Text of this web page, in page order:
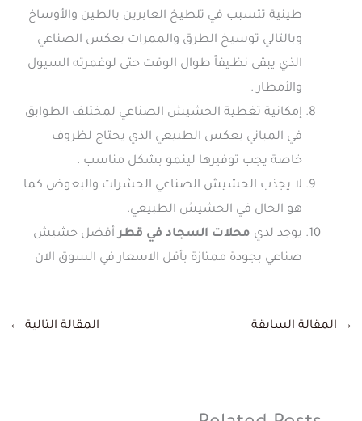
طينية تتسبب في تلطيخ العابرين بالطين والأوساخ
وبالتالي توسيخ الطرق والممرات بعكس الصناعي
الذي يبقى نظـيفاً طوال الوقت حتى لوغمرته السيول
والأمطار .
إمكانية تغطية الحشيش الصناعي لمختلف الطوابق
في المباني بعكس الطبيعي الذي يحتاج لظروف
خاصة يجب توفيرها لينمو بشكل مناسب .
لا يجذب الحشيش الصناعي الحشرات والبعوض كما
هو الحال في الحشيش الطبيعي.
يوجد لدي محلات السجاد في قطرأفضل حشيش
صناعي بجودة ممتازة بأقل الاسعار في السوق الان
→ المقالة السابقة المقالة التالية ←